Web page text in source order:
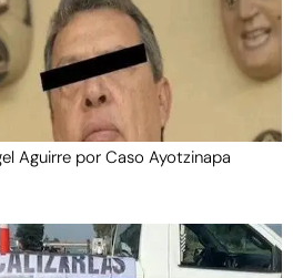
Aguirre por Caso Ayotzinapa